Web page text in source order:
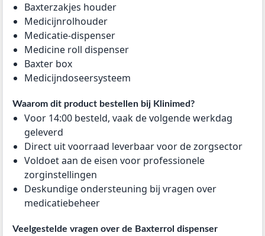
Baxterzakjes houder
Medicijnrolhouder
Medicatie-dispenser
Medicine roll dispenser
Baxter box
Medicijndoseersysteem
Waarom dit product bestellen bij Klinimed?
Voor 14:00 besteld, vaak de volgende werkdag
geleverd
Direct uit voorraad leverbaar voor de zorgsector
Voldoet aan de eisen voor professionele
zorginstellingen
Deskundige ondersteuning bij vragen over
medicatiebeheer
Veelgestelde vragen over de Baxterrol dispenser